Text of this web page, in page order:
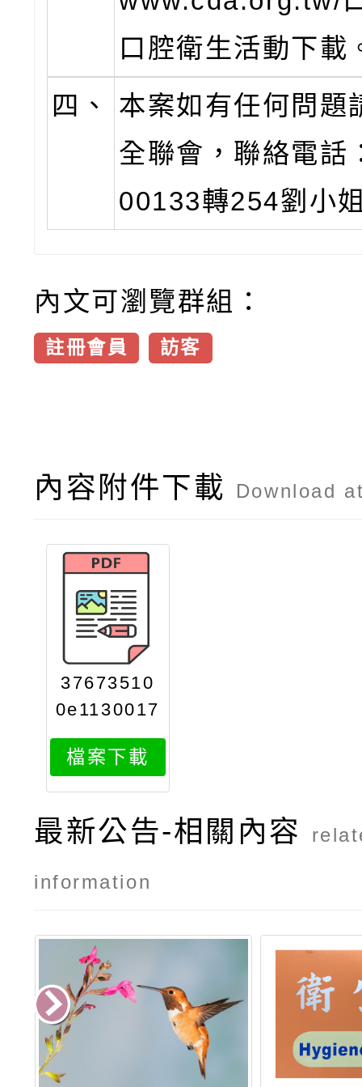
口腔衛生活動下載
四、
本案如有任何問題
全聯會，聯絡電話
00133轉254劉小
內文可瀏覽群組：
註冊會員 訪客
內容附件下載 Download
37673510
0e1130017
046attach
1
檔案下載
最新公告-相關內容
information